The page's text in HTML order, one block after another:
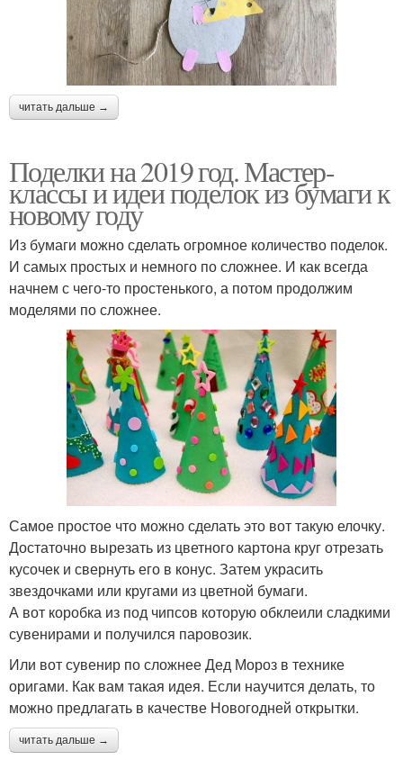
читать дальше →
Поделки на 2019 год. Мастер-
классы и идеи поделок из бумаги к
новому году
Из бумаги можно сделать огромное количество поделок.
И самых простых и немного по сложнее. И как всегда
начнем с чего-то простенького, а потом продолжим
моделями по сложнее.
Самое простое что можно сделать это вот такую елочку.
Достаточно вырезать из цветного картона круг отрезать
кусочек и свернуть его в конус. Затем украсить
звездочками или кругами из цветной бумаги.
А вот коробка из под чипсов которую обклеили сладкими
сувенирами и получился паровозик.
Или вот сувенир по сложнее Дед Мороз в технике
оригами. Как вам такая идея. Если научится делать, то
можно предлагать в качестве Новогодней открытки.
читать дальше →